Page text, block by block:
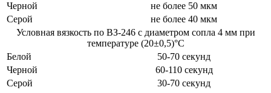
Черной
не более 50 мкм
Серой
не более 40 мкм
Условная вязкость по ВЗ-246 с диаметром сопла 4 мм при
температуре (20±0,5)°С
Белой
50-70 секунд
Черной
60-110 секунд
Серой
30-70 секунд